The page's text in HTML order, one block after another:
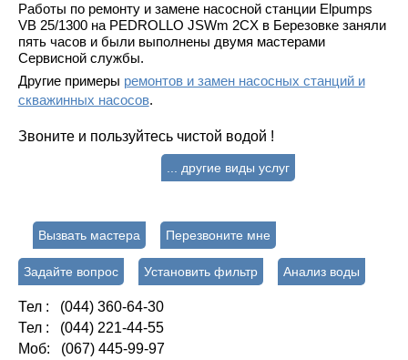
Работы по ремонту и замене насосной станции Elpumps
VB 25/1300 на PEDROLLO JSWm 2CX в Березовке заняли
пять часов и были выполнены двумя мастерами
Сервисной службы.
Другие примеры ремонтов и замен насосных станций и
скважинных насосов.
Звоните и пользуйтесь чистой водой !
... другие виды услуг
Вызвать мастера Перезвоните мне
Задайте вопрос Установить фильтр Анализ воды
Тел : (044) 360-64-30
Тел : (044) 221-44-55
Моб: (067) 445-99-97